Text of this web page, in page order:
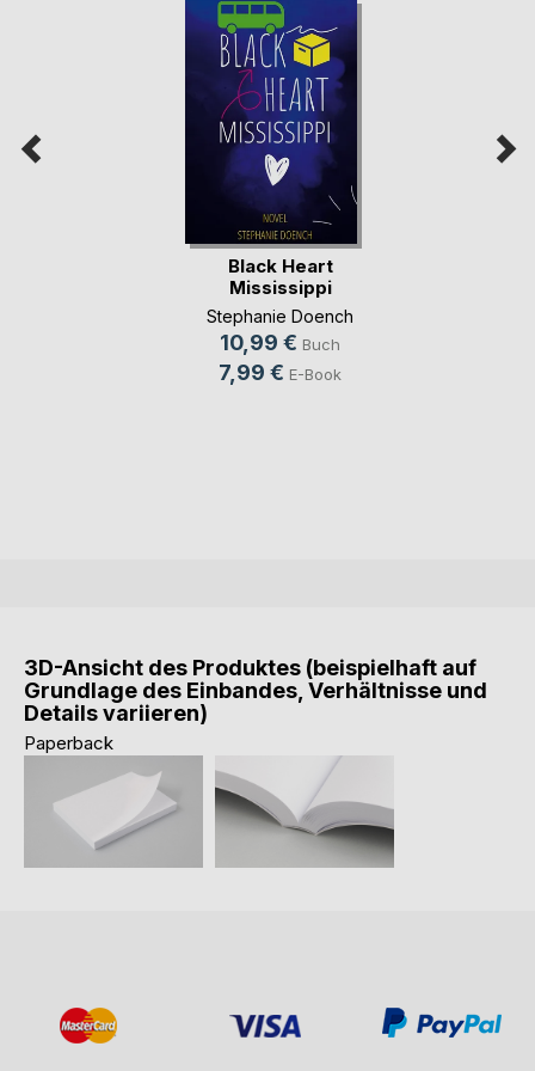
Black Heart
Mississippi
Stephanie Doench
10,99 € Buch
7,99 € E-Book
3D-Ansicht des Produktes (beispielhaft auf
Grundlage des Einbandes, Verhältnisse und
Details variieren)
Paperback